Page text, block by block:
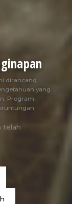
dirancang
yang
Program
telah